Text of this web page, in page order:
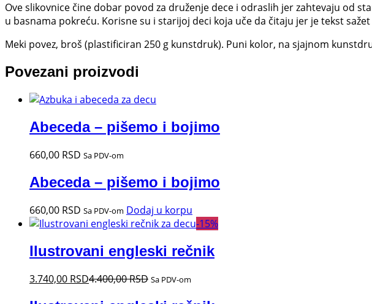
Ove slikovnice čine dobar povod za druženje dece i odraslih jer zahtevaju od
u basnama pokreću. Korisne su i starijoj deci koja uče da čitaju jer je tekst
Meki povez, broš (plastificiran 250 g kunstdruk). Puni kolor, na sjajnom
Povezani proizvodi
Abeceda – pišemo i bojimo
660,00 RSD Sa PDV-om
Abeceda – pišemo i bojimo
660,00 RSD Sa PDV-om Dodaj u korpu
-15%
Ilustrovani engleski rečnik
3.740,00 RSD4.400,00RSD Sa PDV-om